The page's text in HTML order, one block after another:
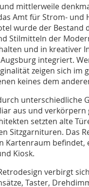
mittlerweile
Amt für Strom- und
wurde der Bestand
Stilmitteln der
und in kreativer
integriert.
zeigen sich im
keines dem
unterschiedliche
aus und
setzten alte
Sitzgarnituren. Das
Kartenraum befindet,
Kiosk.
verbirgt
Taster,